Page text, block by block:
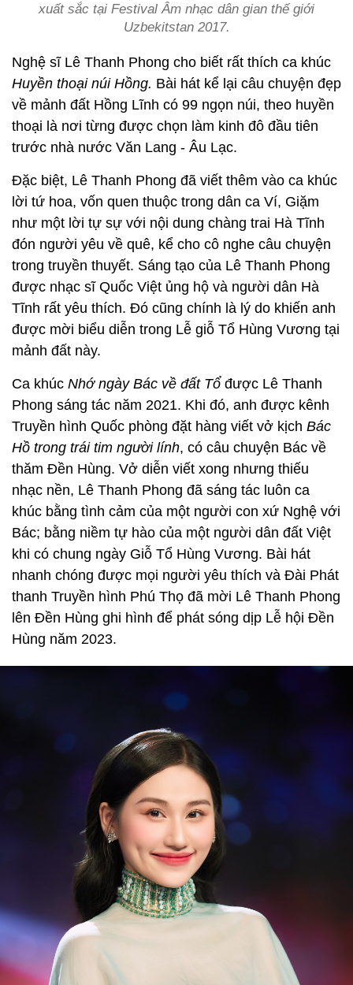
xuất sắc tại Festival Âm nhạc dân gian thế giới
Uzbekitstan 2017.
Nghệ sĩ Lê Thanh Phong cho biết rất thích ca khúc
Huyền thoại núi Hồng. Bài hát kể lại câu chuyện đẹp
về mảnh đất Hồng Lĩnh có 99 ngọn núi, theo huyền
thoại là nơi từng được chọn làm kinh đô đầu tiên
trước nhà nước Văn Lang - Âu Lạc.
Đặc biệt, Lê Thanh Phong đã viết thêm vào ca khúc
lời tứ hoa, vốn quen thuộc trong dân ca Ví, Giặm
như một lời tự sự với nội dung chàng trai Hà Tĩnh
đón người yêu về quê, kể cho cô nghe câu chuyện
trong truyền thuyết. Sáng tạo của Lê Thanh Phong
được nhạc sĩ Quốc Việt ủng hộ và người dân Hà
Tĩnh rất yêu thích. Đó cũng chính là lý do khiến anh
được mời biểu diễn trong Lễ giỗ Tổ Hùng Vương tại
mảnh đất này.
Ca khúc Nhớ ngày Bác về đất Tổ được Lê Thanh
Phong sáng tác năm 2021. Khi đó, anh được kênh
Truyền hình Quốc phòng đặt hàng viết vở kịch Bác
Hồ trong trái tim người lính, có câu chuyện Bác về
thăm Đền Hùng. Vở diễn viết xong nhưng thiếu
nhạc nền, Lê Thanh Phong đã sáng tác luôn ca
khúc bằng tình cảm của một người con xứ Nghệ với
Bác; bằng niềm tự hào của một người dân đất Việt
khi có chung ngày Giỗ Tổ Hùng Vương. Bài hát
nhanh chóng được mọi người yêu thích và Đài Phát
thanh Truyền hình Phú Thọ đã mời Lê Thanh Phong
lên Đền Hùng ghi hình để phát sóng dịp Lễ hội Đền
Hùng năm 2023.